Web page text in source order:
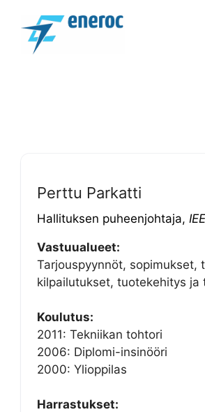
sisältöön
Perttu Parkatti
Hallituksen puheenjohtaja,
Vastuualueet:
Tarjouspyynnöt, sopimukset,
kilpailutukset, tuotekehitys ja
Koulutus:
2011: Tekniikan tohtori
2006: Diplomi-insinööri
2000: Ylioppilas
Harrastukset: